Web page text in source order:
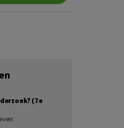
(7e